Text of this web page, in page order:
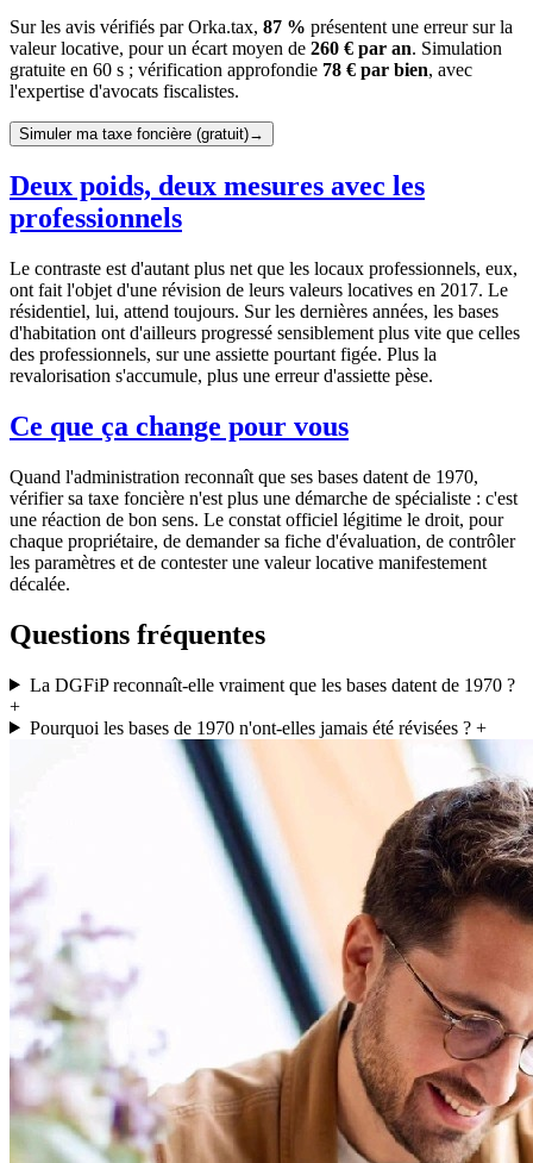
Sur les avis vérifiés par Orka.tax, 87 % présentent une erreur sur la
valeur locative, pour un écart moyen de 260 € par an. Simulation
gratuite en 60 s ; vérification approfondie 78 € par bien, avec
l'expertise d'avocats fiscalistes.
Simuler ma taxe foncière (gratuit)→
Deux poids, deux mesures avec les
professionnels
Le contraste est d'autant plus net que les locaux professionnels, eux,
ont fait l'objet d'une révision de leurs valeurs locatives en 2017. Le
résidentiel, lui, attend toujours. Sur les dernières années, les bases
d'habitation ont d'ailleurs progressé sensiblement plus vite que celles
des professionnels, sur une assiette pourtant figée. Plus la
revalorisation s'accumule, plus une erreur d'assiette pèse.
Ce que ça change pour vous
Quand l'administration reconnaît que ses bases datent de 1970,
vérifier sa taxe foncière n'est plus une démarche de spécialiste : c'est
une réaction de bon sens. Le constat officiel légitime le droit, pour
chaque propriétaire, de demander sa fiche d'évaluation, de contrôler
les paramètres et de contester une valeur locative manifestement
décalée.
Questions fréquentes
La DGFiP reconnaît-elle vraiment que les bases datent de 1970 ?
+
Pourquoi les bases de 1970 n'ont-elles jamais été révisées ?+